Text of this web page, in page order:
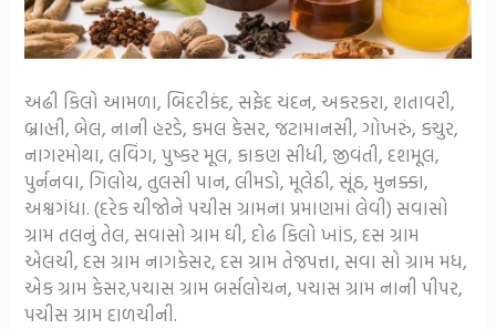
અઢી કિલો આમળા, બિદરીકંદ, સફેદ ચંદન, અકરકરા, શતાવરી,
બ્રાહ્મી, બેલ, નાની હરડે, કમલ કેસર, જટામાનસી, ગોખરું, કચુર,
નાગરમોથા, લવિંગ, પુષ્કર મૂલ, કાકણ સીધી, જીવંતી, દશમૂલ,
પુર્નનવા, ગિલોય, તુલસી પાન, લીમડો, મૂલેઠી, સૂંઠ, મુનક્કા,
અશ્વગંધા. (દરેક ચીજોને પચીસ ગ્રામના પ્રમાણમાં લેવી) સવાસો
ગ્રામ તલનું તેલ, સવાસો ગ્રામ ઘી, દોઢ કિલો ખાંડ, દસ ગ્રામ
એલચી, દસ ગ્રામ નાગકેસર, દસ ગ્રામ તેજપત્તા, સવા સો ગ્રામ મધ,
એક ગ્રામ કેસર,પચાસ ગ્રામ બર્સલોચન, પચાસ ગ્રામ નાની પીપર,
પચીસ ગ્રામ દાળચીની.